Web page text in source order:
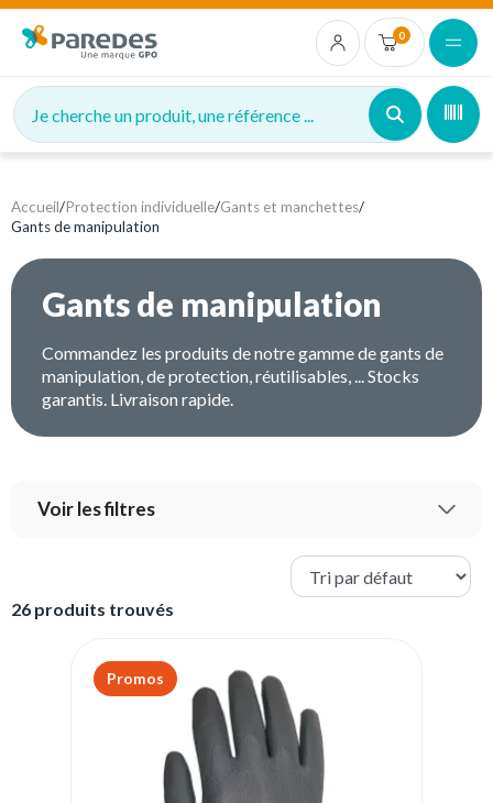
0
Je cherche un produit, une référence ...
Accueil/Protection individuelle/Gants et manchettes/
Gants de manipulation
Gants de manipulation
Commandez les produits de notre gamme de gants de
manipulation, de protection, réutilisables, ... Stocks
garantis. Livraison rapide.
Voir les filtres
26 produits trouvés
Promos